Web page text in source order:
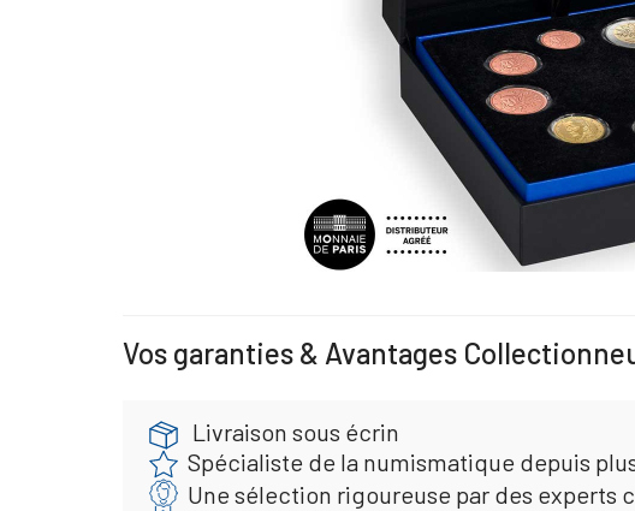
Vos garanties & Avantages
Livraison sous écrin
Spécialiste de la numismatique depuis
Une sélection rigoureuse par des experts